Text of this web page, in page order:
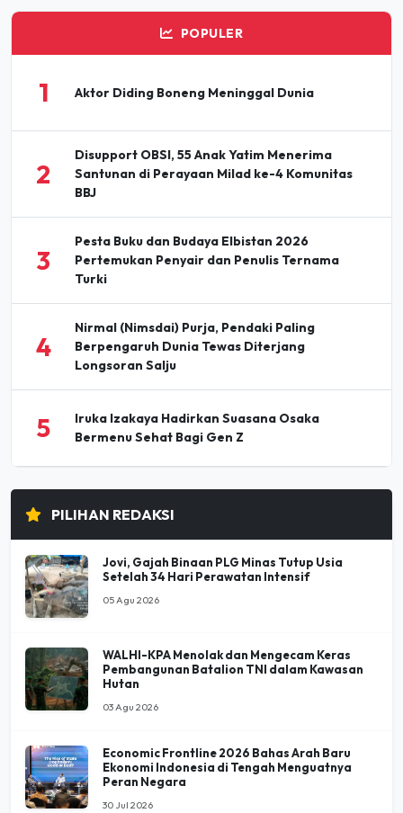
POPULER
1 Aktor Diding Boneng Meninggal Dunia
2
Disupport OBSI, 55 Anak Yatim Menerima
Santunan di Perayaan Milad ke-4 Komunitas
BBJ
3
Pesta Buku dan Budaya Elbistan 2026
Pertemukan Penyair dan Penulis Ternama
Turki
4
Nirmal (Nimsdai) Purja, Pendaki Paling
Berpengaruh Dunia Tewas Diterjang
Longsoran Salju
5
Iruka Izakaya Hadirkan Suasana Osaka
Bermenu Sehat Bagi Gen Z
PILIHAN REDAKSI
Jovi, Gajah Binaan PLG Minas Tutup Usia
Setelah 34 Hari Perawatan Intensif
05 Agu 2026
WALHI-KPA Menolak dan Mengecam Keras
Pembangunan Batalion TNI dalam Kawasan
Hutan
03 Agu 2026
Economic Frontline 2026 Bahas Arah Baru
Ekonomi Indonesia di Tengah Menguatnya
Peran Negara
30 Jul 2026